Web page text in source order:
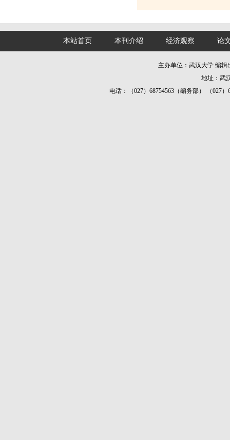
本站首页 本刊介绍 经济观察 论
主办单位：武汉大学 编
地址：武
电话：（027）68754563（编务部） （027